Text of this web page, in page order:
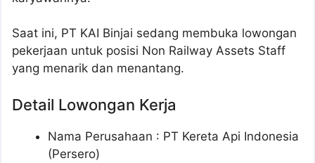
Saat ini, PT KAI Binjai sedang membuka lowongan
pekerjaan untuk posisi Non Railway Assets Staff
yang menarik dan menantang.
Detail Lowongan Kerja
Nama Perusahaan : PT Kereta Api Indonesia
(Persero)